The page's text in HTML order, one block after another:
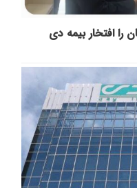
را افتخار بیمه دی